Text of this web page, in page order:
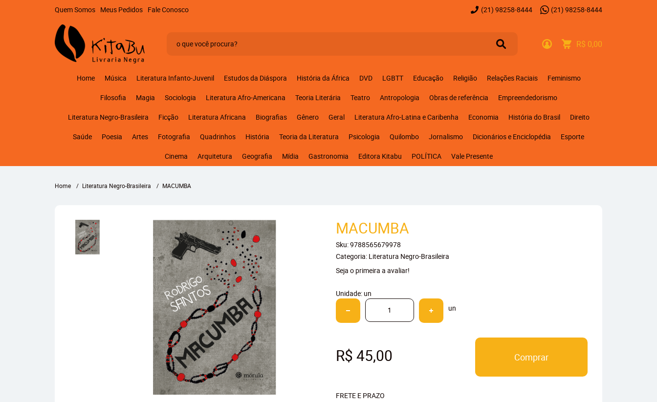
Quem Somos Meus Pedidos Fale Conosco (21) 98258-8444 (21) 98258-8444
R$ 0,00
Home Música Literatura Infanto-Juvenil Estudos da Diáspora História da África DVD LGBTT Educação Religião Relações Raciais Feminismo
Filosofia Magia Sociologia Literatura Afro-Americana Teoria Literária Teatro Antropologia Obras de referência Empreendedorismo
Literatura Negro-Brasileira Ficção Literatura Africana Biografias Gênero Geral Literatura Afro-Latina e Caribenha Economia História do Brasil Direito
Saúde Poesia Artes Fotografia Quadrinhos História Teoria da Literatura Psicologia Quilombo Jornalismo Dicionários e Enciclopédia Esporte
Cinema Arquitetura Geografia Mídia Gastronomia Editora Kitabu POLÍTICA Vale Presente
Home Literatura Negro-Brasileira MACUMBA
MACUMBA
Sku:9788565679978
Categoria: Literatura Negro-Brasileira
Seja o primeira a avaliar!
Unidade: un
un
R$ 45,00 Comprar
FRETE E PRAZO